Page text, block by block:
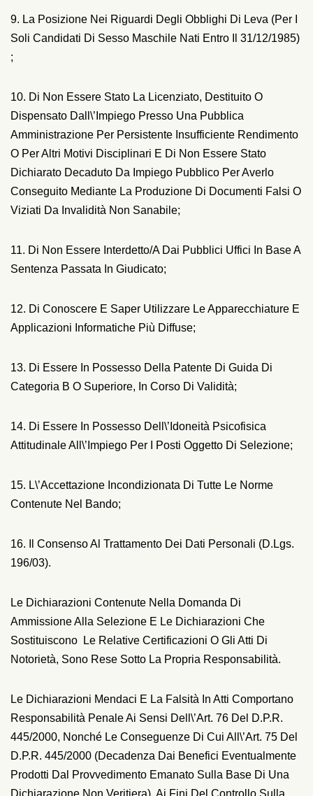
9. La Posizione Nei Riguardi Degli Obblighi Di Leva (per I
Soli Candidati Di Sesso Maschile Nati Entro Il 31/12/1985)
;
10. Di Non Essere Stato La Licenziato, Destituito O
Dispensato Dall\’impiego Presso Una Pubblica
Amministrazione Per Persistente Insufficiente Rendimento
O Per Altri Motivi Disciplinari E Di Non Essere Stato
Dichiarato Decaduto Da Impiego Pubblico Per Averlo
Conseguito Mediante La Produzione Di Documenti Falsi O
Viziati Da Invalidità Non Sanabile;
11. Di Non Essere Interdetto/a Dai Pubblici Uffici In Base A
Sentenza Passata In Giudicato;
12. Di Conoscere E Saper Utilizzare Le Apparecchiature E
Applicazioni Informatiche Più Diffuse;
13. Di Essere In Possesso Della Patente Di Guida Di
Categoria B O Superiore, In Corso Di Validità;
14. Di Essere In Possesso Dell\’idoneità Psicofisica
Attitudinale All\’impiego Per I Posti Oggetto Di Selezione;
15. L\’accettazione Incondizionata Di Tutte Le Norme
Contenute Nel Bando;
16. Il Consenso Al Trattamento Dei Dati Personali (D.Lgs.
196/03).
Le Dichiarazioni Contenute Nella Domanda Di
Ammissione Alla Selezione E Le Dichiarazioni Che
Sostituiscono Le Relative Certificazioni O Gli Atti Di
Notorietà, Sono Rese Sotto La Propria Responsabilità.
Le Dichiarazioni Mendaci E La Falsità In Atti Comportano
Responsabilità Penale Ai Sensi Dell\’art. 76 Del D.P.R.
445/2000, Nonché Le Conseguenze Di Cui All\’art. 75 Del
D.P.R. 445/2000 (decadenza Dai Benefici Eventualmente
Prodotti Dal Provvedimento Emanato Sulla Base Di Una
Dichiarazione Non Veritiera). Ai Fini Del Controllo Sulla